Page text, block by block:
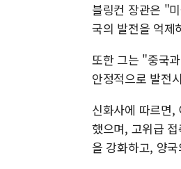
블링컨 장관은 "
국의 발전을 억제
또한 그는 "중국
안정적으로 발전
신화사에 따르면,
했으며, 고위급
을 강화하고, 양